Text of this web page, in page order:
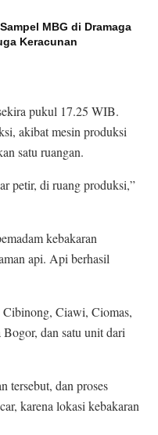
MBG di Dramaga
Keracunan
pukul 17.25 WIB.
akibat mesin produksi
satu ruangan.
petir, di ruang produksi,”
kebakaran
api. Api berhasil
Ciawi, Ciomas,
dan satu unit dari
tersebut, dan proses
karena lokasi kebakaran